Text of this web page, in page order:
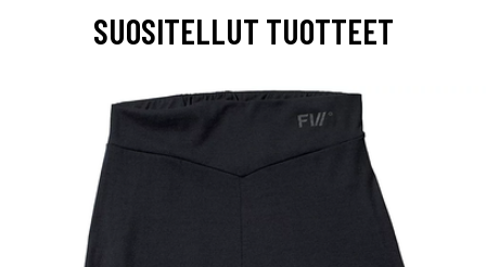
SUOSITELLUT TUOTTEET